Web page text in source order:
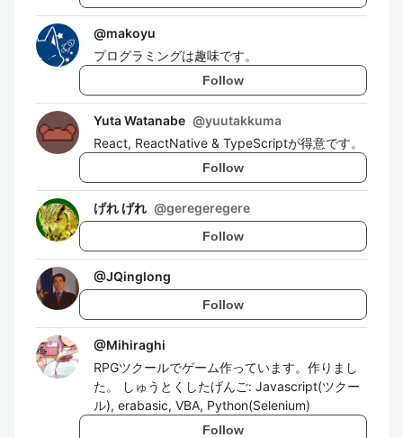
@makoyu
プログラミングは趣味です。
Follow
Yuta Watanabe @yuutakkuma
React, ReactNative & TypeScriptが得意です。
Follow
げれ げれ @geregeregere
Follow
@JQinglong
Follow
@Mihiraghi
RPGツクールでゲーム作っています。作りまし
た。 しゅうとくしたげんご: Javascript(ツクー
ル), erabasic, VBA, Python(Selenium)
Follow